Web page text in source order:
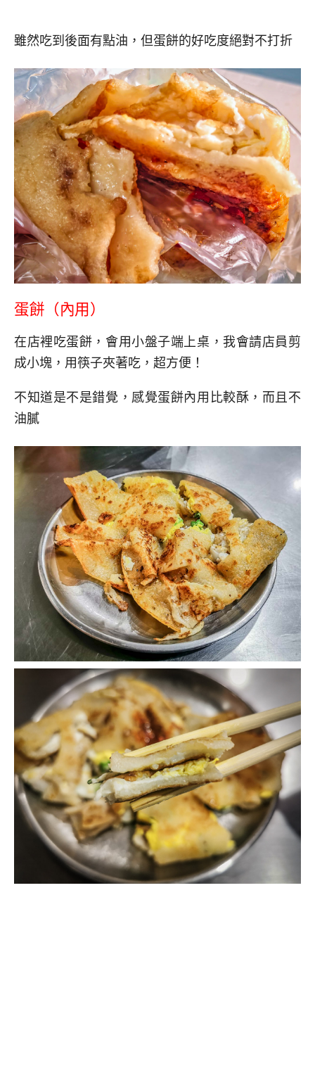
雖然吃到後面有點油，但蛋餅的好吃度絕對不打折
蛋餅（內用）
在店裡吃蛋餅，會用小盤子端上桌，我會請店員剪
成小塊，用筷子夾著吃，超方便！
不知道是不是錯覺，感覺蛋餅內用比較酥，而且不
油膩